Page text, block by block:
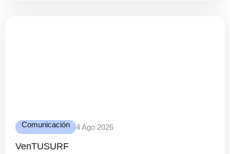
Comunicación 4 Ago 2026
VenTUSURF